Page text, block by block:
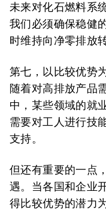
未来对化石燃料系
我们必须确保稳健
时维持向净零排放
第七，以比较优势
随着对高排放产品
中，某些领域的就
需要对工人进行技
支持。
但还有重要的一点
遇。当各国和企业
得比较优势的潜力